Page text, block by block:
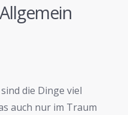
Allgemein
die Dinge viel
auch nur im Traum